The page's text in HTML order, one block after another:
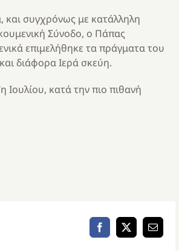
και συγχρόνως με κατάλληλη
Σύνοδο, ο Πάπας
επιμελήθηκε τα πράγματα του
διάφορα Ιερά σκεύη.
κατά την πιο πιθανή
Facebook
X Email